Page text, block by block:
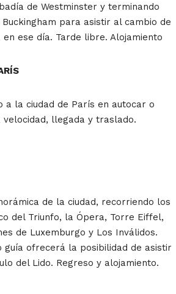
de Westminster y terminando
para asistir al cambio de
ese día. Tarde libre. Alojamiento
a la ciudad de París en autocar o
llegada y traslado.
de la ciudad, recorriendo los
del Triunfo, la Ópera, Torre Eiffel,
de Luxemburgo y Los Inválidos.
guía ofrecerá la posibilidad de asistir
del Lido. Regreso y alojamiento.